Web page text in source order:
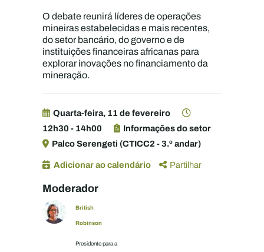
O debate reunirá líderes de operações
mineiras estabelecidas e mais recentes,
do setor bancário, do governo e de
instituições financeiras africanas para
explorar inovações no financiamento da
mineração.
Quarta-feira, 11 de fevereiro
12h30 - 14h00
Informações do setor
Palco Serengeti (CTICC2 - 3.º andar)
Adicionar ao calendário
Partilhar
Moderador
British
Robinson
Presidente para a